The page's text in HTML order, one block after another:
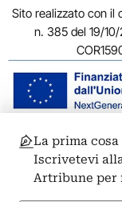
Sito realizzato con il
n. 385 del 19/
© 2011-2026
00186 Roma - P.I.
Privacy:
La prima
Iscrivetevi
Artribune per